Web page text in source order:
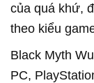
của quá khứ,
theo kiểu
Black Myth
PC,